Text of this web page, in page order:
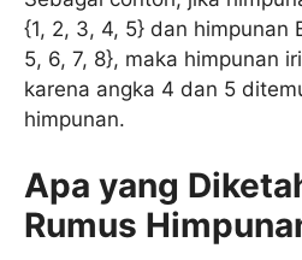
{1, 2, 3, 4, 5} dan himpunan
5, 6, 7, 8}, maka himpunan
karena angka 4 dan 5
himpunan.
Apa yang
Rumus